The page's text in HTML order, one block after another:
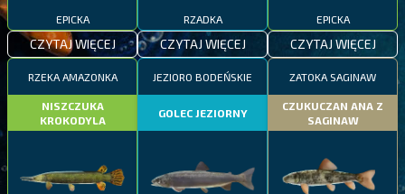
EPICKA
CZYTAJ WIĘCEJ
RZADKA
CZYTAJ WIĘCEJ
EPICKA
CZYTAJ WIĘCEJ
RZEKA AMAZONKA
NISZCZUKA
KROKODYLA
JEZIORO BODEŃSKIE
GOLEC JEZIORNY
ZATOKA SAGINAW
CZUKUCZAN ANA Z
SAGINAW